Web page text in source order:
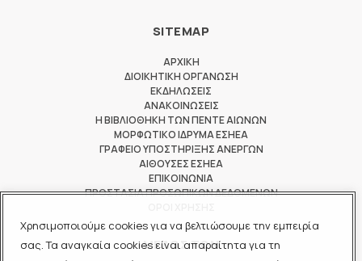
Χρησιμοποιούμε cookies για να βελτιώσουμε την εμπειρία
σας. Τα αναγκαία cookies είναι απαραίτητα για τη
SITEMAP
ΑΡΧΙΚΗ
ΔΙΟΙΚΗΤΙΚΗ ΟΡΓΑΝΩΣΗ
ΕΚΔΗΛΩΣΕΙΣ
ΑΝΑΚΟΙΝΩΣΕΙΣ
Η ΒΙΒΛΙΟΘΗΚΗ ΤΩΝ ΠΕΝΤΕ ΑΙΩΝΩΝ
ΜΟΡΦΩΤΙΚΟ ΙΔΡΥΜΑ ΕΣΗΕΑ
ΓΡΑΦΕΙΟ ΥΠΟΣΤΗΡΙΞΗΣ ΑΝΕΡΓΩΝ
ΑΙΘΟΥΣΕΣ ΕΣΗΕΑ
ΕΠΙΚΟΙΝΩΝΙΑ
ΠΡΟΣΤΑΣΙΑ ΠΡΟΣΩΠΙΚΩΝ ΔΕΔΟΜΕΝΩΝ
ΜΕΛΟΣ ΤΩΝ